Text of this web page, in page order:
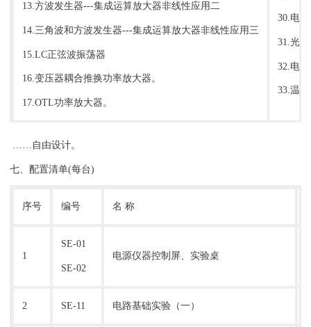
13.方波发生器---集成运算放大器非线性应用二
14.三角波和方波发生器---集成运算放大器非线性应用三
15.LC正弦波振荡器
16.变压器耦合推换功率放大器。
17.OTL功率放大器。
30.电
31.光
32.电
33.温
……自由设计。
七、配置清单(每台)
序号 编号 名 称
1
SE-01
SE-02
电源仪器控制屏、实验桌
2 SE-11 电路基础实验（一）